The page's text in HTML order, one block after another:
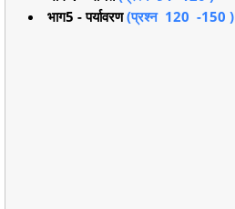
भाग5 - पर्यावरण(प्रश्न 120 -150 )